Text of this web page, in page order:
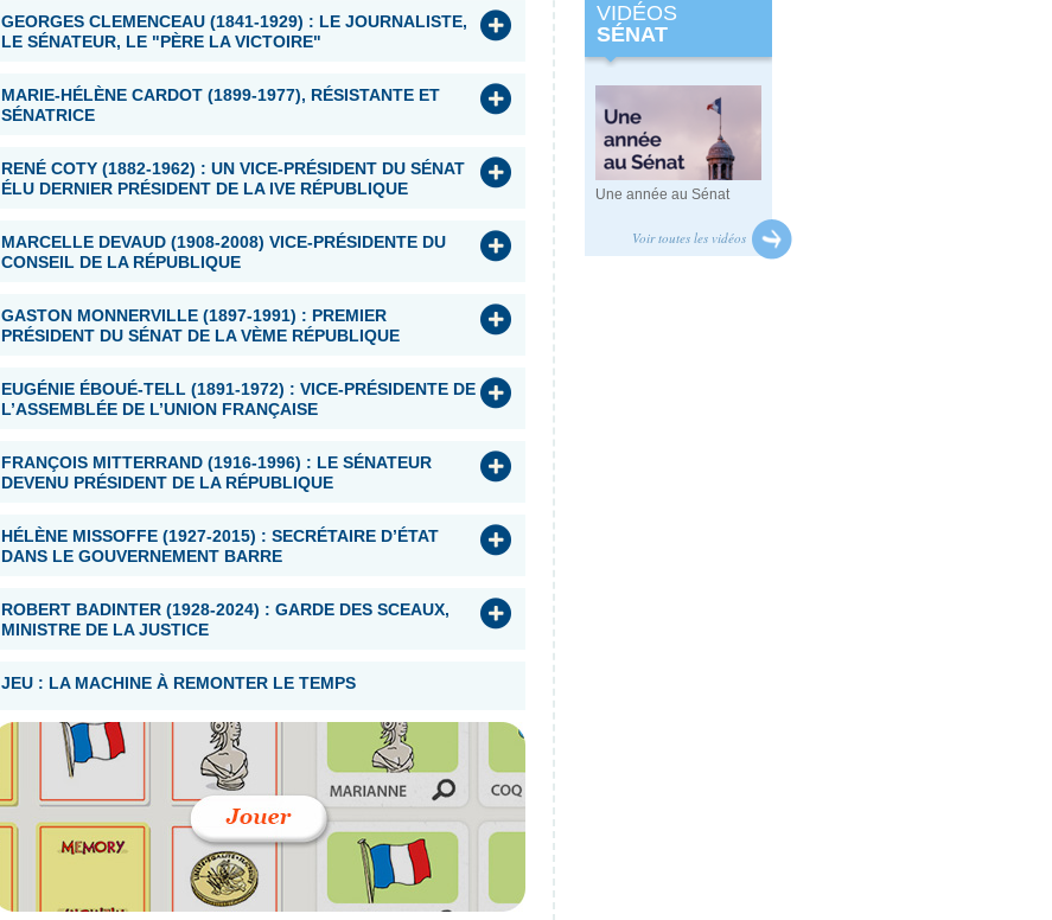
GEORGES CLEMENCEAU (1841-1929) : LE JOURNALISTE,
LE SÉNATEUR, LE "PÈRE LA VICTOIRE"
MARIE-HÉLÈNE CARDOT (1899-1977), RÉSISTANTE ET
SÉNATRICE
RENÉ COTY (1882-1962) : UN VICE-PRÉSIDENT DU SÉNAT
ÉLU DERNIER PRÉSIDENT DE LA IVE RÉPUBLIQUE
MARCELLE DEVAUD (1908-2008) VICE-PRÉSIDENTE DU
CONSEIL DE LA RÉPUBLIQUE
GASTON MONNERVILLE (1897-1991) : PREMIER
PRÉSIDENT DU SÉNAT DE LA VÈME RÉPUBLIQUE
EUGÉNIE ÉBOUÉ-TELL (1891-1972) : VICE-PRÉSIDENTE DE
L’ASSEMBLÉE DE L’UNION FRANÇAISE
FRANÇOIS MITTERRAND (1916-1996) : LE SÉNATEUR
DEVENU PRÉSIDENT DE LA RÉPUBLIQUE
HÉLÈNE MISSOFFE (1927-2015) : SECRÉTAIRE D’ÉTAT
DANS LE GOUVERNEMENT BARRE
ROBERT BADINTER (1928-2024) : GARDE DES SCEAUX,
MINISTRE DE LA JUSTICE
JEU : LA MACHINE À REMONTER LE TEMPS
VIDÉOS
SÉNAT
Une année au Sénat
Voir toutes les vidéos